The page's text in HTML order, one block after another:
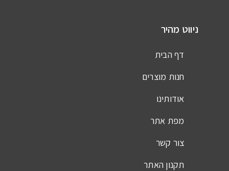
ניווט מהיר
דף הבית
חנות מוצרים
אודותינו
מפת אתר
צור קשר
תקנון האתר